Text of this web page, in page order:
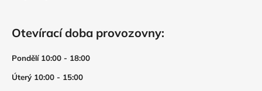
Otevírací doba provozovny:
Pondělí 10:00 - 18:00
Úterý 10:00 - 15:00